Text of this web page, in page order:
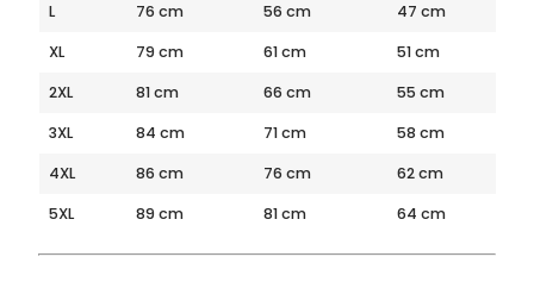
L
76 cm 56 cm
47 cm
XL
79 cm 61 cm
51 cm
2XL
81 cm 66 cm
55 cm
3XL
84 cm 71 cm
58 cm
4XL
86 cm 76 cm
62 cm
5XL
89 cm 81 cm 64 cm